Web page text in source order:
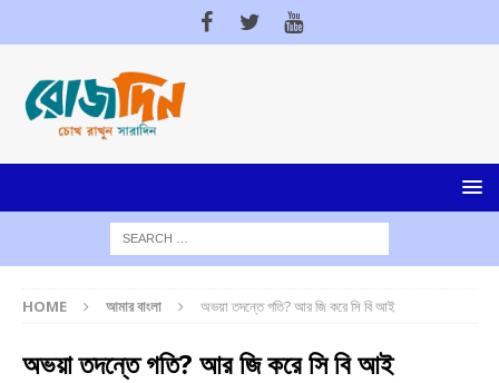
HOME আমার বাংলা অভয়া তদন্তে গতি? আর জি করে সি বি আই
অভয়া তদন্তে গতি? আর জি করে সি বি আই